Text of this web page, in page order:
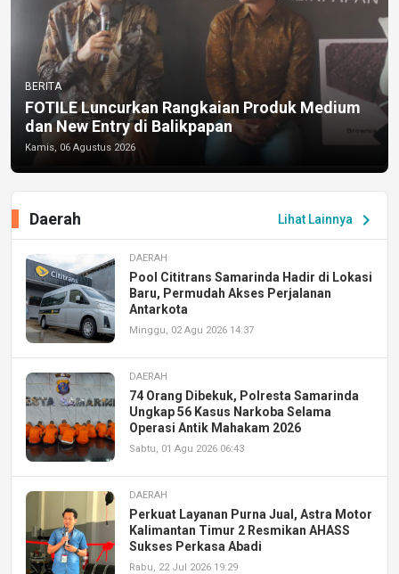
BERITA
FOTILE Luncurkan Rangkaian Produk Medium
dan New Entry di Balikpapan
Kamis, 06 Agustus 2026
Lihat Lainnya chevron_right
Daerah
DAERAH
Pool Cititrans Samarinda Hadir di Lokasi
Baru, Permudah Akses Perjalanan
Antarkota
Minggu, 02 Agu 2026 14:37
DAERAH
74 Orang Dibekuk, Polresta Samarinda
Ungkap 56 Kasus Narkoba Selama
Operasi Antik Mahakam 2026
Sabtu, 01 Agu 2026 06:43
DAERAH
Perkuat Layanan Purna Jual, Astra Motor
Kalimantan Timur 2 Resmikan AHASS
Sukses Perkasa Abadi
Rabu, 22 Jul 2026 19:29